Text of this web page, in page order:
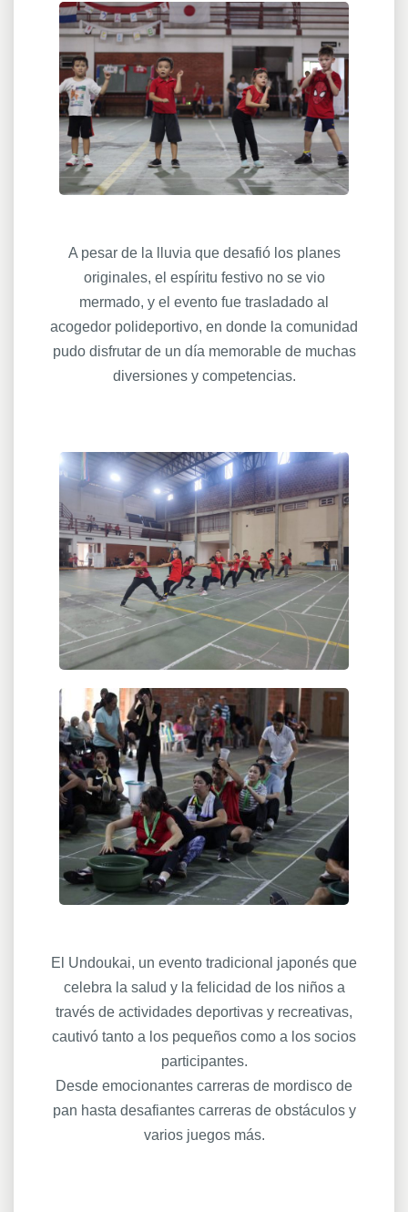
A pesar de la lluvia que desafió los planes
originales, el espíritu festivo no se vio
mermado, y el evento fue trasladado al
acogedor polideportivo, en donde la comunidad
pudo disfrutar de un día memorable de muchas
diversiones y competencias.
El Undoukai, un evento tradicional japonés que
celebra la salud y la felicidad de los niños a
través de actividades deportivas y recreativas,
cautivó tanto a los pequeños como a los socios
participantes.
Desde emocionantes carreras de mordisco de
pan hasta desafiantes carreras de obstáculos y
varios juegos más.